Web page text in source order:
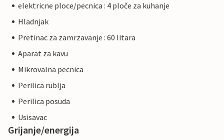
elektricne ploce/pecnica : 4 ploče za kuhanje
Hladnjak
Pretinac za zamrzavanje : 60 litara
Aparat za kavu
Mikrovalna pecnica
Perilica rublja
Perilica posuda
Usisavac
Grijanje/energija